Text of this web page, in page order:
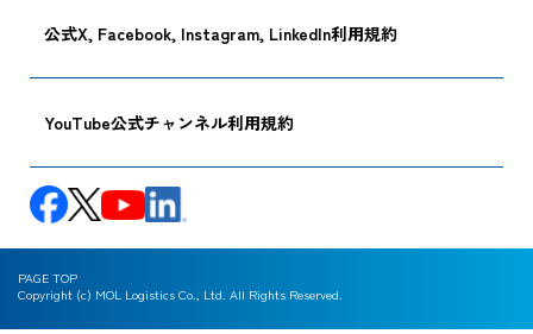
公式X, Facebook, Instagram, LinkedIn利用規約
YouTube公式チャンネル利用規約
Copyright (c) MOL Logistics Co., Ltd. All Rights Reserved.
PAGE TOP